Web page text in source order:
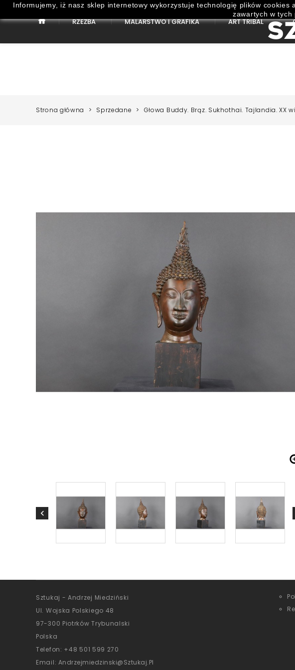
RZEŹBA MALARSTWO I GRAFIKA ART TRIBAL
Strona główna Sprzedane Głowa Buddy. Brąz. Sukhothai. Tajlandia. XX
Sztukaj - Andrzej Miedziński
Ul. Wojska Polskiego 48
97-300 Piotrków Trybunalski
Polska
Telefon: +48 501 599 270
Email: Andrzejmiedzinski@sztukaj.pl
Informujemy, iż nasz sklep internetowy wykorzystuje technologię plików
zawartych w tych